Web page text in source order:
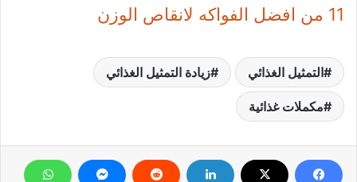
11 من افضل الفواكه لانقاص الوزن
التمثيل الغذائي زيادة التمثيل الغذائي
مكملات غذائية